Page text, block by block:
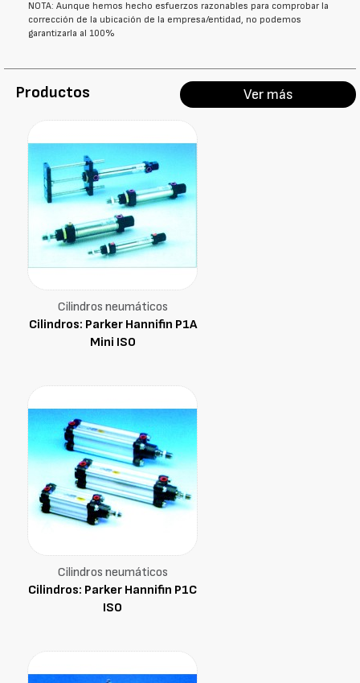
NOTA: Aunque hemos hecho esfuerzos razonables para comprobar la
corrección de la ubicación de la empresa/entidad, no podemos
garantizarla al 100%
Productos Ver más
Cilindros neumáticos
Cilindros: Parker Hannifin P1A
Mini ISO
Cilindros neumáticos
Cilindros: Parker Hannifin P1C
ISO